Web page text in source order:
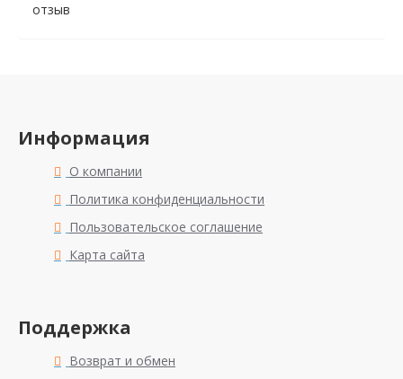
отзыв
Информация
О компании
Политика конфиденциальности
Пользовательское соглашение
Карта сайта
Поддержка
Возврат и обмен